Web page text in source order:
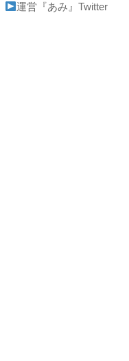
運営『あみ』Twitter